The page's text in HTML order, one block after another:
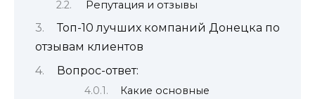
Репутация и отзывы
Топ-10 лучших компаний Донецка по
отзывам клиентов
Вопрос-ответ:
Какие основные